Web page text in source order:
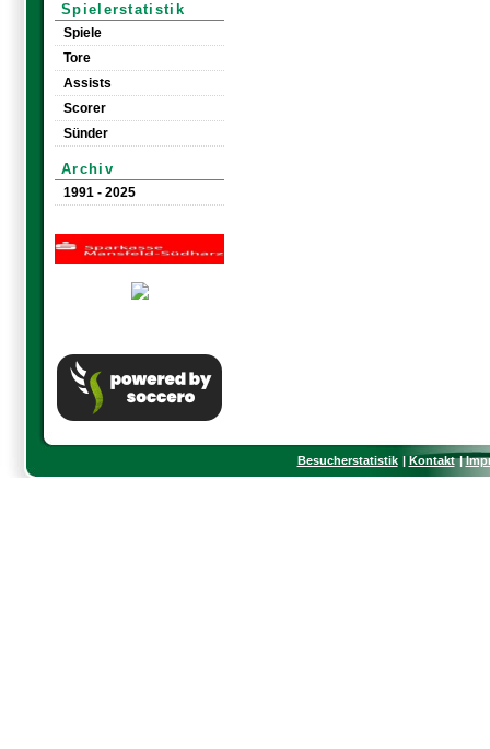
Spielerstatistik
Spiele
Tore
Assists
Scorer
Sünder
Archiv
1991 - 2025
Besucherstatistik Kontakt